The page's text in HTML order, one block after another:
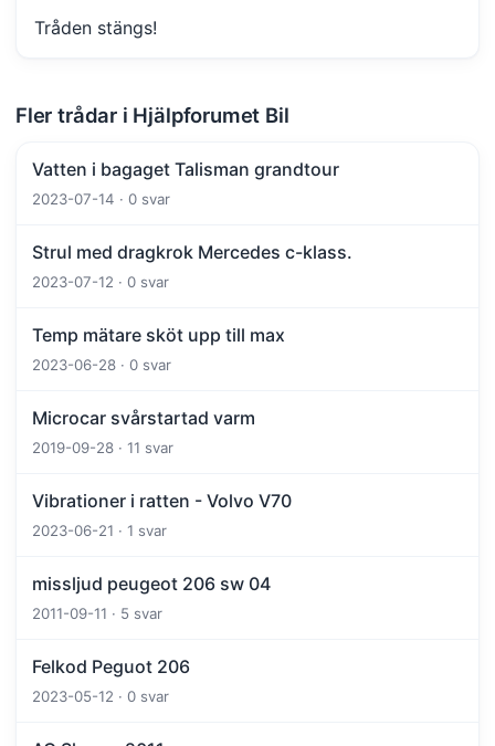
Tråden stängs!
Fler trådar i Hjälpforumet Bil
Vatten i bagaget Talisman grandtour
2023-07-14 · 0 svar
Strul med dragkrok Mercedes c-klass.
2023-07-12 · 0 svar
Temp mätare sköt upp till max
2023-06-28 · 0 svar
Microcar svårstartad varm
2019-09-28 · 11 svar
Vibrationer i ratten - Volvo V70
2023-06-21 · 1 svar
missljud peugeot 206 sw 04
2011-09-11 · 5 svar
Felkod Peguot 206
2023-05-12 · 0 svar